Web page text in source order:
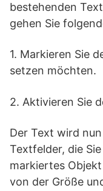
bestehenden
gehen Sie
1. Markieren Sie
setzen möchten.
2. Aktivieren Sie
Der Text wird
Textfelder, die
markiertes
von der Größe